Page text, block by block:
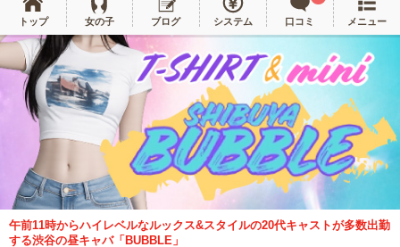
トップ 女の子 ブログ システム 口コミ メニュー
午前11時からハイレベルなルックス&スタイルの20代キャストが多数出勤
する渋谷の昼キャバ「BUBBLE」